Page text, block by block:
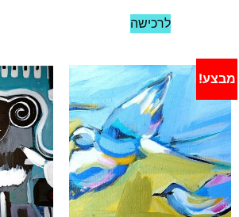
לרכישה
מבצע!